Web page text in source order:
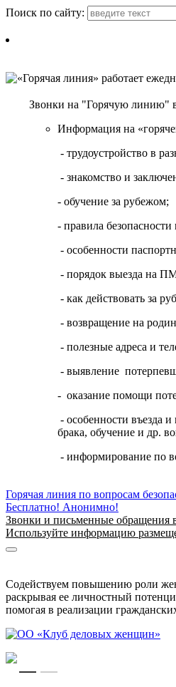
Поиск по сайту:
Звонки на "Горячую линию"
Информация на
- трудоустройство в
- знакомство и
- обучение за рубежом;
- правила
- особенности
- порядок выезда на
- как действовать за
- возвращение на
- полезные адреса и
- выявление
- оказание помощи
- особенности въезда
брака, обучение и др.
- информирование по
Горячая линия по вопросам
Бесплатно! Анонимно!
Звонки и письменные обращения
Используйте информацию
Содействуем повышению роли
раскрывая ее личностный
помогая в реализации
RUEN